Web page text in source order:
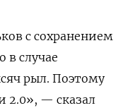
с сохранением
в случае
рыл. Поэтому
2.0», — сказал